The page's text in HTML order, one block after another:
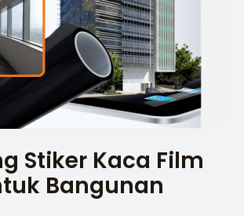
Stiker Kaca Film
Bangunan